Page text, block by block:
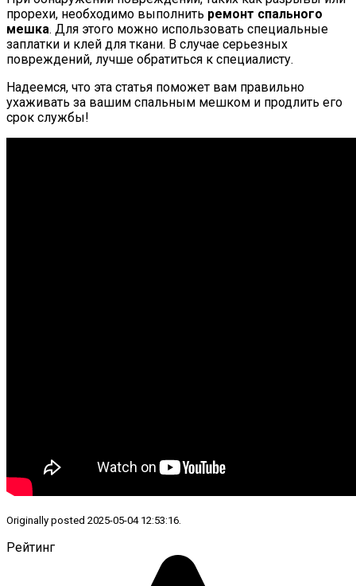
прорехи, необходимо выполнить ремонт спального
мешка. Для этого можно использовать специальные
заплатки и клей для ткани. В случае серьезных
повреждений, лучше обратиться к специалисту.
Надеемся, что эта статья поможет вам правильно
ухаживать за вашим спальным мешком и продлить его
срок службы!
Originally posted 2025-05-04 12:53:16.
Рейтинг